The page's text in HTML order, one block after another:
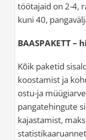
töötajaid on 2-4,
kuni 40,
BAASPAKETT – h
Kõik paketid
koostamist ja
ostu-ja
pangatehingute
kajastamist,